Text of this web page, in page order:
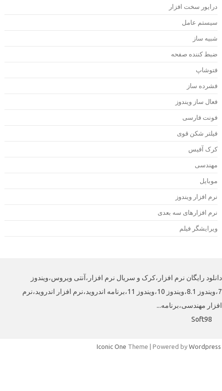
افزار
صفحه
قوی
ویندوز
سه بعدی
نرم افزار،کرک و سریال نرم افزار،آنتی ویروس،ویندوز
7،ویندوز 8.1،ویندوز 10،ویندوز 11،برنامه اندروید،نرم افزار اندروید،نرم
Iconic OneTheme | Powered by